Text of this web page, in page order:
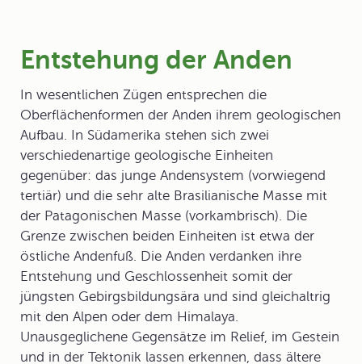
Entstehung der Anden
In wesentlichen Zügen entsprechen die
Oberflächenformen der Anden ihrem geologischen
Aufbau. In Südamerika stehen sich zwei
verschiedenartige geologische Einheiten
gegenüber: das junge Andensystem (vorwiegend
tertiär) und die sehr alte Brasilianische Masse mit
der Patagonischen Masse (vorkambrisch). Die
Grenze zwischen beiden Einheiten ist etwa der
östliche Andenfuß. Die Anden verdanken ihre
Entstehung und Geschlossenheit somit der
jüngsten Gebirgsbildungsära und sind gleichaltrig
mit den Alpen oder dem Himalaya.
Unausgeglichene Gegensätze im Relief, im Gestein
und in der Tektonik lassen erkennen, dass ältere